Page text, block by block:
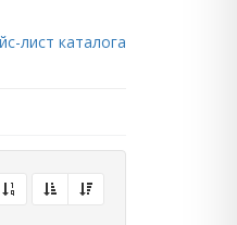
лист каталога